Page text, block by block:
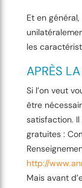
Et en
les
APRÈS
Si l’on veut
être
satisfaction.
gratuites :
http://
Mais avant